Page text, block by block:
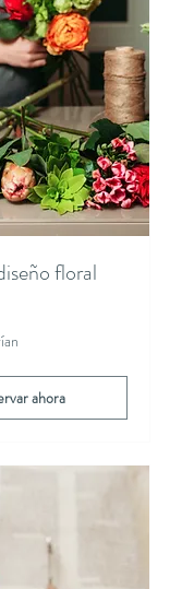
floral
ahora